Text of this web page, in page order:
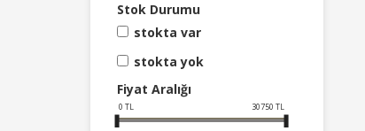
Stok Durumu
stokta var
stokta yok
Fiyat Aralığı
0 TL 30750 TL